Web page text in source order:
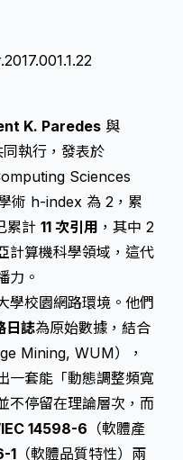
K. Paredes 與
同執行，發表於
Sciences
術 h-index 為 2，累
累計 11 次引用 ，其中 2
算機科學領域，這代
力。
學校園網路環境。他們
日誌為原始數據，結合
Mining, WUM），
一套能「動態調整頻寬
不停留在理論層次，而
14598-6 （軟體產
1 （軟體品質特性）兩